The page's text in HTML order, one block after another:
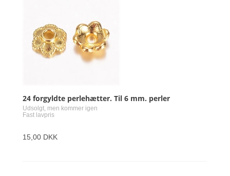
24 forgyldte perlehætter. Til 6 mm. perler
Udsolgt, men kommer igen
Fast lavpris
15,00 DKK